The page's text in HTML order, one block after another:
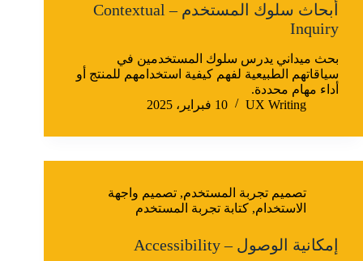
أبحاث سلوك المستخدم – Contextual
Inquiry
بحث ميداني يدرس سلوك المستخدمين في
سياقاتهم الطبيعية لفهم كيفية استخدامهم للمنتج أو
أداء مهام محددة.
UX Writing
10 فبراير، 2025
تصميم تجربة المستخدم, تصميم واجهة
الاستخدام, كتابة تجربة المستخدم
إمكانية الوصول – Accessibility